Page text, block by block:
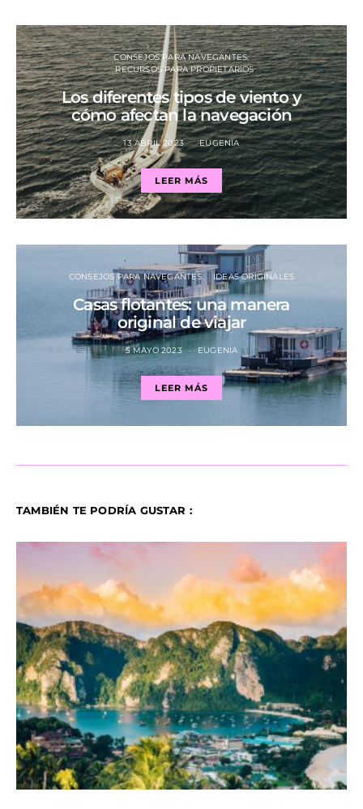
CONSEJOS PARA NAVEGANTES
RECURSOS PARA PROPIETARIOS
Los diferentes tipos de viento y
cómo afectan la navegación
13 ABRIL 2023 EUGENIA
LEER MÁS
CONSEJOS PARA NAVEGANTES IDEAS ORIGINALES
Casas flotantes: una manera
original de viajar
5 MAYO 2023 EUGENIA
LEER MÁS
TAMBIÉN TE PODRÍA GUSTAR :